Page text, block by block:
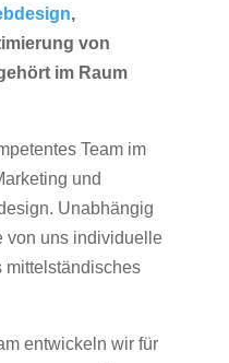
,
von
im Raum
Team im
und
Unabhängig
von uns individuelle
mittelständisches
entwickeln wir für